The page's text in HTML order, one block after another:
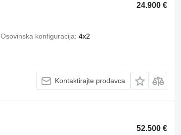
24.900 €
Osovinska konfiguracija 4x2
Kontaktirajte prodavca
52.500 €